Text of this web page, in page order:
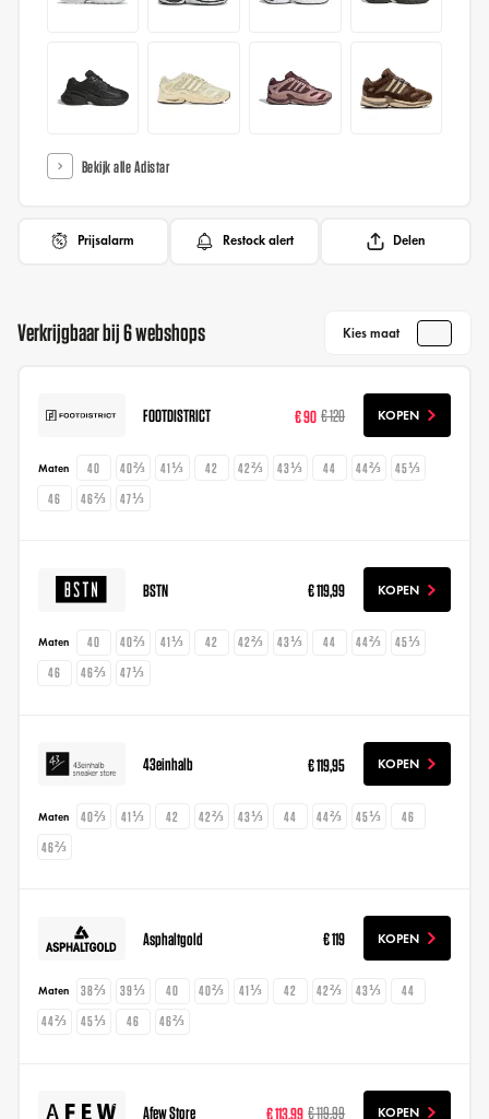
Bekijk alle Adistar
Prijsalarm Restock alert Delen
Verkrijgbaar bij 6 webshops Kies maat
FOOTDISTRICT € 90 € 120 KOPEN
Maten 40 40⅔ 41⅓ 42 42⅔ 43⅓ 44 44⅔
45⅓
46
46⅔ 47⅓
BSTN € 119,99 KOPEN
Maten 40 40⅔ 41⅓ 42 42⅔ 43⅓ 44 44⅔
45⅓
46
46⅔ 47⅓
43einhalb € 119,95 KOPEN
Maten 40⅔ 41⅓ 42 42⅔ 43⅓ 44 44⅔ 45⅓
46
46⅔
Asphaltgold € 119 KOPEN
Maten 38⅔ 39⅓ 40 40⅔ 41⅓ 42 42⅔ 43⅓
44
44⅔
45⅓ 46 46⅔
Afew Store € 113,99 € 119,99 KOPEN